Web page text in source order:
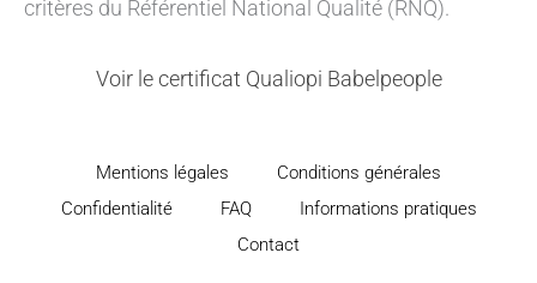
critères du Référentiel National Qualité (RNQ).
Voir le certificat Qualiopi Babelpeople
Mentions légales
Conditions générales
Confidentialité
FAQ
Informations pratiques
Contact